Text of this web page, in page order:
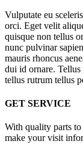
Vulputate eu
orci. Eget velit
quisque non tellus
nunc pulvinar
mauris rhoncus
dui id ornare. Tellus
tellus rutrum tellus
GET SERVICE
With quality parts
make your visit